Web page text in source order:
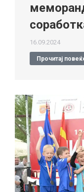
16.09.2024
Прочитај